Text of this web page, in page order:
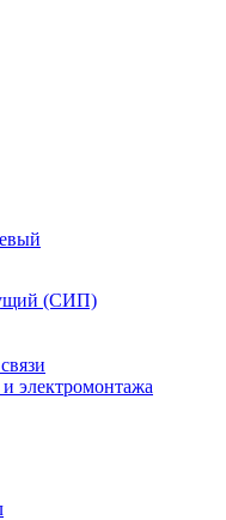
(СИП)
электромонтажа